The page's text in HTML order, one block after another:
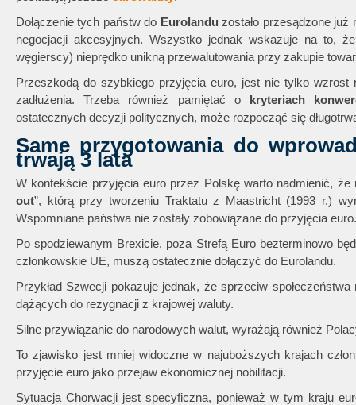
Dołączenie tych państw do Eurolandu zostało przesądzone już
negocjacji akcesyjnych. Wszystko jednak wskazuje na to,
węgierscy) nieprędko unikną przewalutowania przy zakupie
Przeszkodą do szybkiego przyjęcia euro, jest nie tylko
zadłużenia. Trzeba również pamiętać o kryteriach
ostatecznych decyzji politycznych, może rozpocząć się
Same przygotowania do
trwają 3 lata
W kontekście przyjęcia euro przez Polskę warto nadmienić,
out”, którą przy tworzeniu Traktatu z Maastricht (1993 r.)
Wspomniane państwa nie zostały zobowiązane do przyjęcia euro.
Po spodziewanym Brexicie, poza Strefą Euro bezterminowo
członkowskie UE, muszą ostatecznie dołączyć do Eurolandu.
Przykład Szwecji pokazuje jednak, że sprzeciw
dążących do rezygnacji z krajowej waluty.
Silne przywiązanie do narodowych walut, wyrażają również
To zjawisko jest mniej widoczne w najuboższych krajach
przyjęcie euro jako przejaw ekonomicznej nobilitacji.
Sytuacja Chorwacji jest specyficzna, ponieważ w tym kraju